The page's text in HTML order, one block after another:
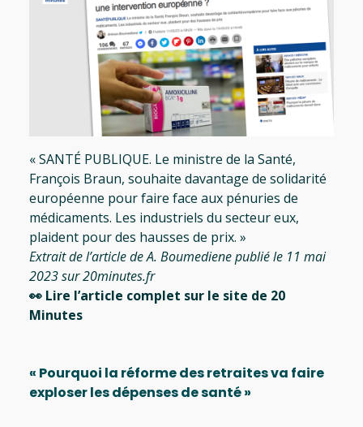
« SANTÉ PUBLIQUE. Le ministre de la Santé,
François Braun, souhaite davantage de solidarité
européenne pour faire face aux pénuries de
médicaments. Les industriels du secteur eux,
plaident pour des hausses de prix. »
Extrait de l’article de A. Boumediene publié le 11 mai
2023 sur 20minutes.fr
👀 Lire l’article complet sur le site de 20
Minutes
« Pourquoi la réforme des retraites va faire
exploser les dépenses de santé »